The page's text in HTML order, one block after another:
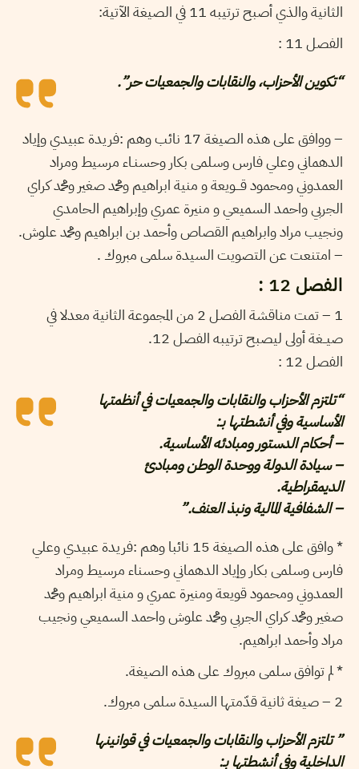
الثانية والذي أصبح ترتيبه 11 في الصيغة الآتية:
الفصل 11 :
“تكوين الأحزاب، والنقابات والجمعيات حر”.
– ووافق على هذه الصيغة 17 نائب وهم :فريدة عبيدي وإياد
الدهماني وعلي فارس وسلمى بكار وحسنـاء مرسيط ومراد
العمدوني ومحمود قـــويعة و منية ابراهيم ومحمد صغير ومحمد كراي
الجربي واحمد السميعي و منيرة عمري وإبراهيم الحامدي
ونجيب مراد وابراهيم القصاص وأحمد بن ابراهيم ومحمد علوش.
– امتنعت عن التصويت السيدة سلمى مبروك .
الفصل 12 :
1 – تمت مناقشة الفصل 2 من المجموعة الثانية معدلا في
صيــغة أولى ليصبح ترتيبه الفصل 12.
الفصل 12 :
“تلتزم الأحزاب والنقابات والجمعيات في أنظمتها
الأساسية وفي أنشطتها بـ:
– أحكام الدستور ومبادئه الأساسية.
– سيادة الدولة ووحدة الوطن ومبادئ
الديمقراطية.
– الشفافية المالية ونبذ العنف.”
* وافق على هذه الصيغة 15 نائبا وهم :فريدة عبيدي وعلي
فارس وسلمى بكار وإياد الدهماني وحسناء مرسيط ومراد
العمدوني ومحمود قويعة ومنيرة عمري و منية ابراهيم ومحمد
صغير ومحمد كراي الجربي ومحمد علوش واحمد السميعي ونجيب
مراد وأحمد ابراهيم.
* لم توافق سلمى مبروك على هذه الصيغة.
2 – صيغة ثانية قدّمتها السيدة سلمى مبروك.
” تلتزم الأحزاب والنقابات والجمعيات في قوانينها
الداخلية وفي أنشطتها بـ: